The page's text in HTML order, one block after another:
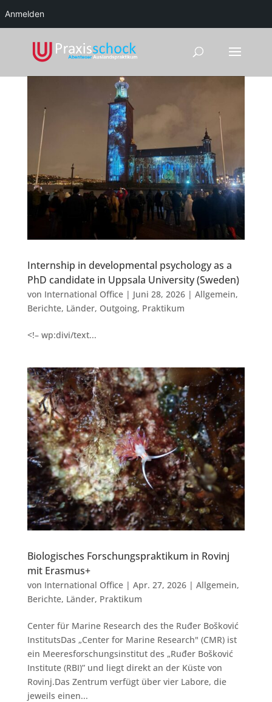
Anmelden
Internship in developmental psychology as a
PhD candidate in Uppsala University (Sweden)
von International Office| Juni 28, 2026| Allgemein,
Berichte, Länder, Outgoing, Praktikum
<!– wp:divi/text...
Biologisches Forschungspraktikum in Rovinj
mit Erasmus+
von International Office| Apr. 27, 2026| Allgemein,
Berichte, Länder, Praktikum
Center für Marine Research des the Ruđer Bošković
InstitutsDas „Center for Marine Research" (CMR) ist
ein Meeresforschungsinstitut des „Ruđer Bošković
Institute (RBI)” und liegt direkt an der Küste von
Rovinj.Das Zentrum verfügt über vier Labore, die
jeweils einen...